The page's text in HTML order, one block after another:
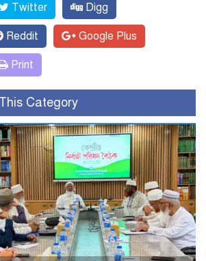
Twitter Digg
Reddit Google Plus
Print
Category